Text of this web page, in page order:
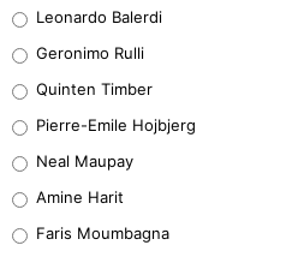
32%
5%
1%
Leonardo Balerdi
Geronimo Rulli
Quinten Timber
Pierre-Emile Hojbjerg
Neal Maupay
Amine Harit
Faris Moumbagna